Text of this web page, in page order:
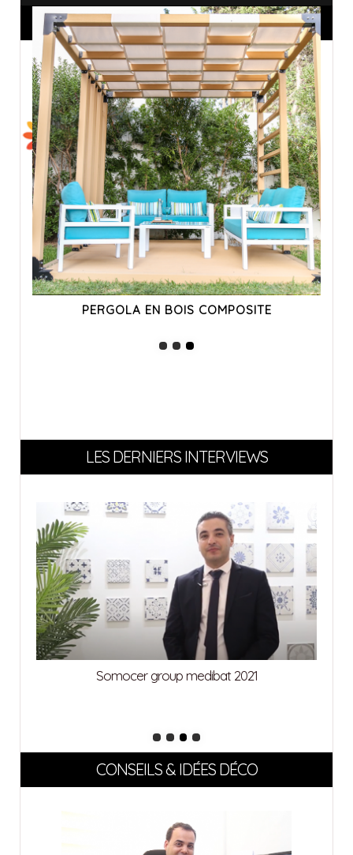
ANNONCES SPONSORISÉES
PERGOLA EN BOIS COMPOSITE
LES DERNIERS INTERVIEWS
Somocer group medibat 2021
CONSEILS & IDÉES DÉCO